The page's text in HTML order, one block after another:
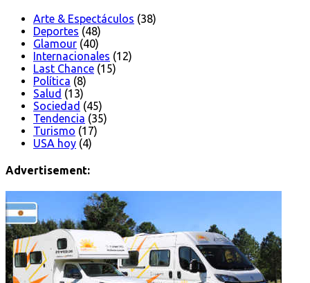
Arte & Espectáculos (38)
Deportes (48)
Glamour (40)
Internacionales (12)
Last Chance (15)
Política (8)
Salud (13)
Sociedad (45)
Tendencia (35)
Turismo (17)
USA hoy (4)
Advertisement: